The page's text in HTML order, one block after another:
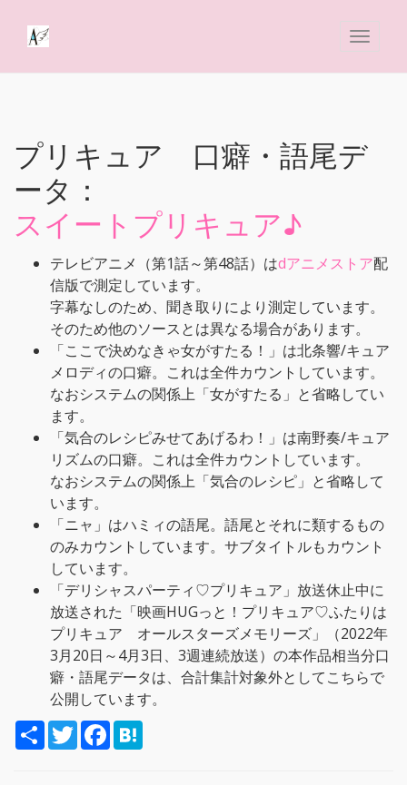
プリキュア 口癖・語尾デ
ータ：
スイートプリキュア♪
テレビアニメ（第1話～第48話）はdアニメストア配
信版で測定しています。
字幕なしのため、聞き取りにより測定しています。
そのため他のソースとは異なる場合があります。
「ここで決めなきゃ女がすたる！」は北条響/キュア
メロディの口癖。これは全件カウントしています。
なおシステムの関係上「女がすたる」と省略してい
ます。
「気合のレシピみせてあげるわ！」は南野奏/キュア
リズムの口癖。これは全件カウントしています。
なおシステムの関係上「気合のレシピ」と省略して
います。
「ニャ」はハミィの語尾。語尾とそれに類するもの
のみカウントしています。サブタイトルもカウント
しています。
「デリシャスパーティ♡プリキュア」放送休止中に
放送された「映画HUGっと！プリキュア♡ふたりは
プリキュア オールスターズメモリーズ」（2022年
3月20日～4月3日、3週連続放送）の本作品相当分口
癖・語尾データは、合計集計対象外としてこちらで
公開しています。
S
h
T
w
F
a